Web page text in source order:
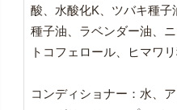
酸、水酸化K、ツバキ種
種子油、ラベンダー油、
トコフェロール、ヒマワ
コンディショナー：水、